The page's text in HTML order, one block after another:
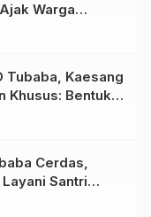
Warga
Tubaba, Kaesang
Khusus: Bentuk
Cerdas,
Santri
Al Anshori